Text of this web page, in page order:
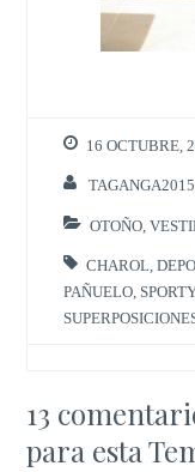
16 OCTUBRE,
TAGANGA2015
OTOÑO ,
CHAROL ,
PAÑUELO
13
para esta